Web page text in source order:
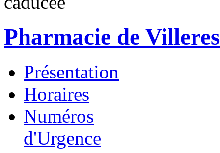
Pharmacie de
Présentation
Horaires
Numéros
d'Urgence